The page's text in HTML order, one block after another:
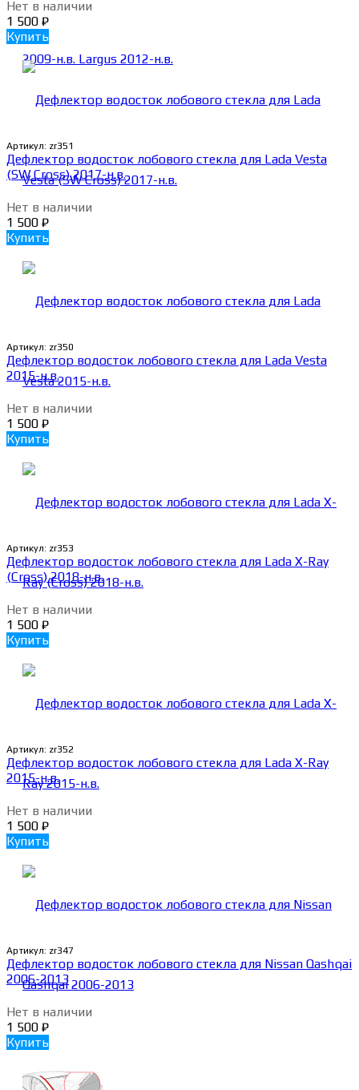
Нет в наличии
1 500 ₽
Купить
Артикул: zr351
Дефлектор водосток лобового стекла для Lada Vesta
(SW Cross) 2017-н.в.
Нет в наличии
1 500 ₽
Купить
Артикул: zr350
Дефлектор водосток лобового стекла для Lada Vesta
2015-н.в.
Нет в наличии
1 500 ₽
Купить
Артикул: zr353
Дефлектор водосток лобового стекла для Lada X-Ray
(Cross) 2018-н.в.
Нет в наличии
1 500 ₽
Купить
Артикул: zr352
Дефлектор водосток лобового стекла для Lada X-Ray
2015-н.в.
Нет в наличии
1 500 ₽
Купить
Артикул: zr347
Дефлектор водосток лобового стекла для Nissan Qashqai
2006-2013
Нет в наличии
1 500 ₽
Купить